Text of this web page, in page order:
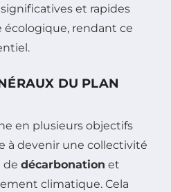
et rapides
écologique, rendant ce
DU PLAN
en plusieurs objectifs
à devenir une collectivité
de décarbonation et
climatique. Cela